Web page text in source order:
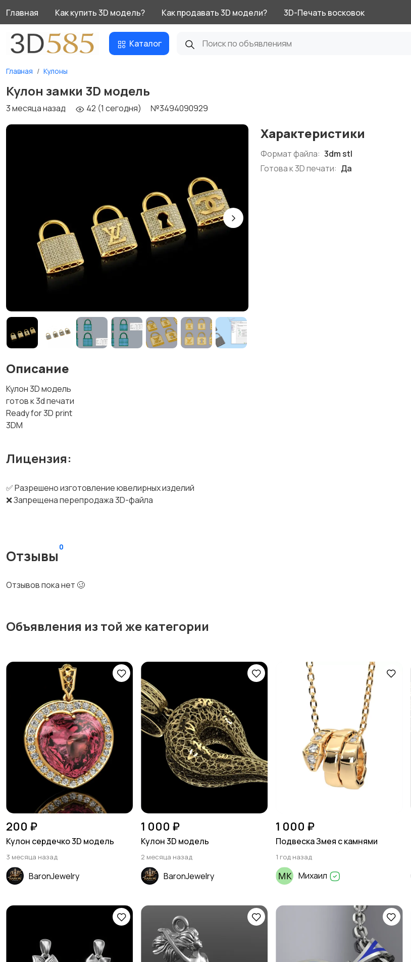
Главная Как купить 3D модель? Как продавать 3D модели? 3D-Печать восковок
Каталог
Главная Кулоны
Кулон замки 3D модель
3 месяца назад 42 (1 сегодня) №3494090929
Характеристики
Формат файла: 3dm stl
Готова к 3D печати: Да
Описание
Кулон 3D модель
готов к 3d печати
Ready for 3D print
3DM
Лицензия:
✅ Разрешено изготовление ювелирных изделий
❌ Запрещена перепродажа 3D-файла
Отзывы
0
Отзывов пока нет 🥴
Объявления из той же категории
200 ₽
Кулон сердечко 3D модель
3 месяца назад
BaronJewelry
1 000 ₽
Кулон 3D модель
2 месяца назад
BaronJewelry
1 000 ₽
Подвеска Змея с камнями
1 год назад
Михаил